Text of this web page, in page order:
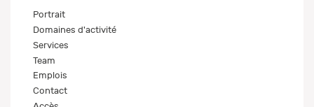
Portrait
Domaines d'activité
Services
Team
Emplois
Contact